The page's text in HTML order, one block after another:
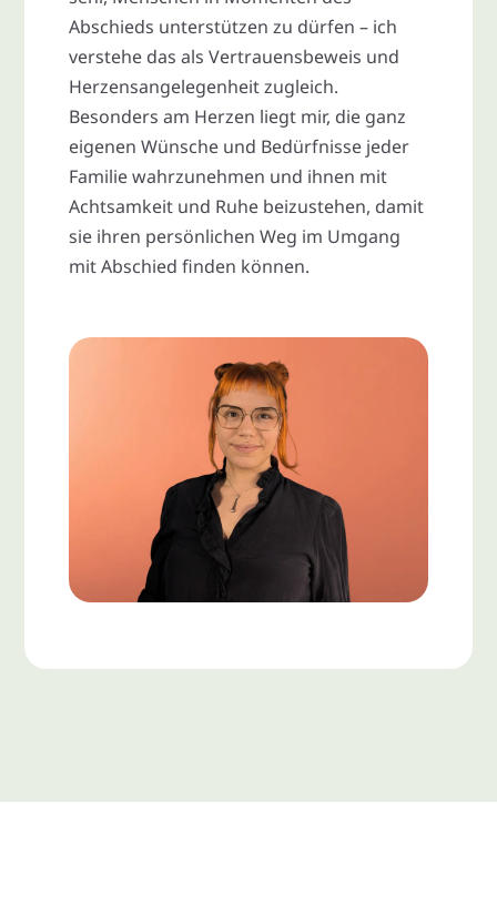
Abschieds unterstützen zu dürfen – ich
verstehe das als Vertrauensbeweis und
Herzensangelegenheit zugleich.
Besonders am Herzen liegt mir, die ganz
eigenen Wünsche und Bedürfnisse jeder
Familie wahrzunehmen und ihnen mit
Achtsamkeit und Ruhe beizustehen, damit
sie ihren persönlichen Weg im Umgang
mit Abschied finden können.